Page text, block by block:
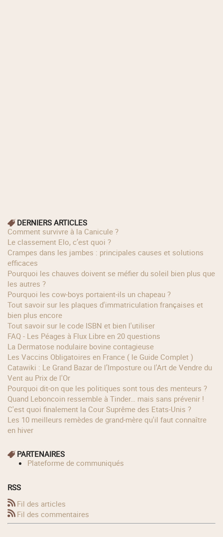
DERNIERS ARTICLES
Comment survivre à la Canicule ?
Le classement Elo, c’est quoi ?
Crampes dans les jambes : principales causes et solutions
efficaces
Pourquoi les chauves doivent se méfier du soleil bien plus que
les autres ?
Pourquoi les cow‑boys portaient‑ils un chapeau ?
Tout savoir sur les plaques d'immatriculation françaises et
bien plus encore
Tout savoir sur le code ISBN et bien l'utiliser
FAQ - Les Péages à Flux Libre en 20 questions
La Dermatose nodulaire bovine contagieuse
Les Vaccins Obligatoires en France ( le Guide Complet )
Catawiki : Le Grand Bazar de l’Imposture ou l'Art de Vendre du
Vent au Prix de l'Or
Pourquoi dit-on que les politiques sont tous des menteurs ?
Quand Leboncoin ressemble à Tinder… mais sans prévenir !
C'est quoi finalement la Cour Suprême des Etats-Unis ?
Les 10 meilleurs remèdes de grand-mère qu'il faut connaître
en hiver
PARTENAIRES
Plateforme de communiqués
RSS
Fil des articles
Fil des commentaires